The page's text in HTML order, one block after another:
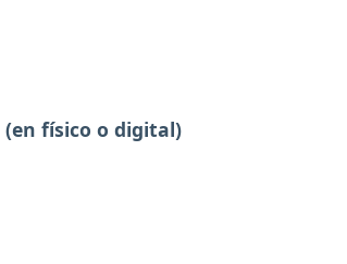
(en físico o digital)